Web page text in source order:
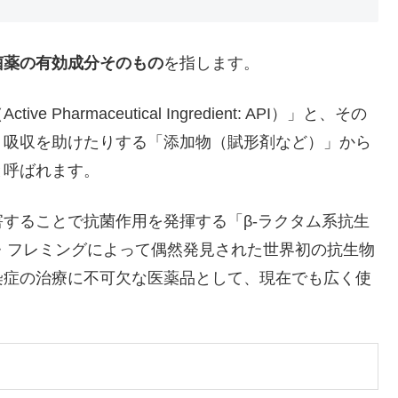
の有効成分そのものを指します。
Pharmaceutical Ingredient: API）」と、その
収を助けたりする「添加物（賦形剤など）」から
ばれます。
ことで抗菌作用を発揮する「β-ラクタム系抗生
レミングによって偶然発見された世界初の抗生物
の治療に不可欠な医薬品として、現在でも広く使